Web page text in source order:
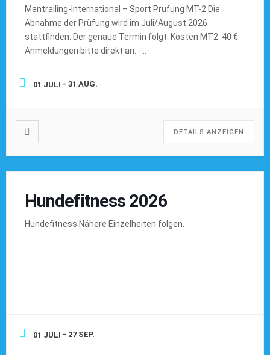
Mantrailing-International – Sport Prüfung MT-2 Die
Abnahme der Prüfung wird im Juli/August 2026
stattfinden. Der genaue Termin folgt. Kosten MT2: 40 €
Anmeldungen bitte direkt an: -
mindestens 2 Richtungswechsel von 90 Grad Alter
des Trails: 1 – […]
01 JULI - 31 AUG.
DETAILS ANZEIGEN
Hundefitness 2026
Hundefitness Nähere Einzelheiten folgen.
01 JULI - 27 SEP.